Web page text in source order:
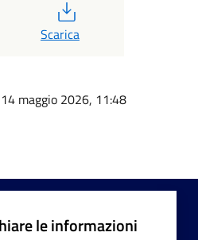
Scarica
maggio 2026, 11:48
le informazioni